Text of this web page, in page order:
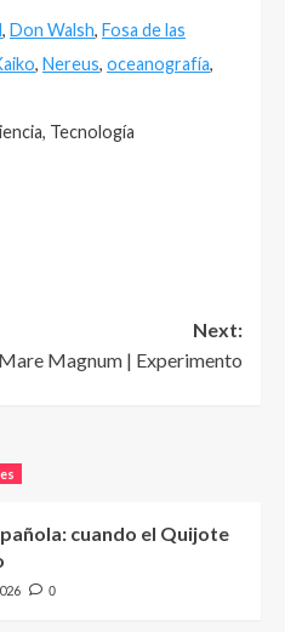
, Don Walsh, Fosa de las
, Nereus, oceanografía,
Tecnología
Next:
Mare Magnum | Experimento
cuando el Quijote
0